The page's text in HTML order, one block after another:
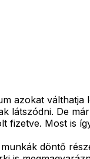
azokat
látszódni. De
fizetve. Most is
döntő